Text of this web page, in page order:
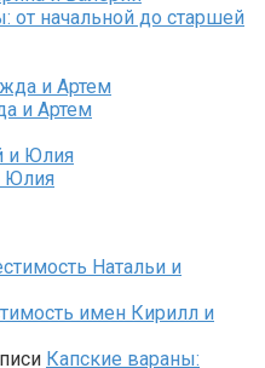
от начальной до старшей
и Артем
Юлия
Натальи и
имен Кирилл и
Капские вараны: